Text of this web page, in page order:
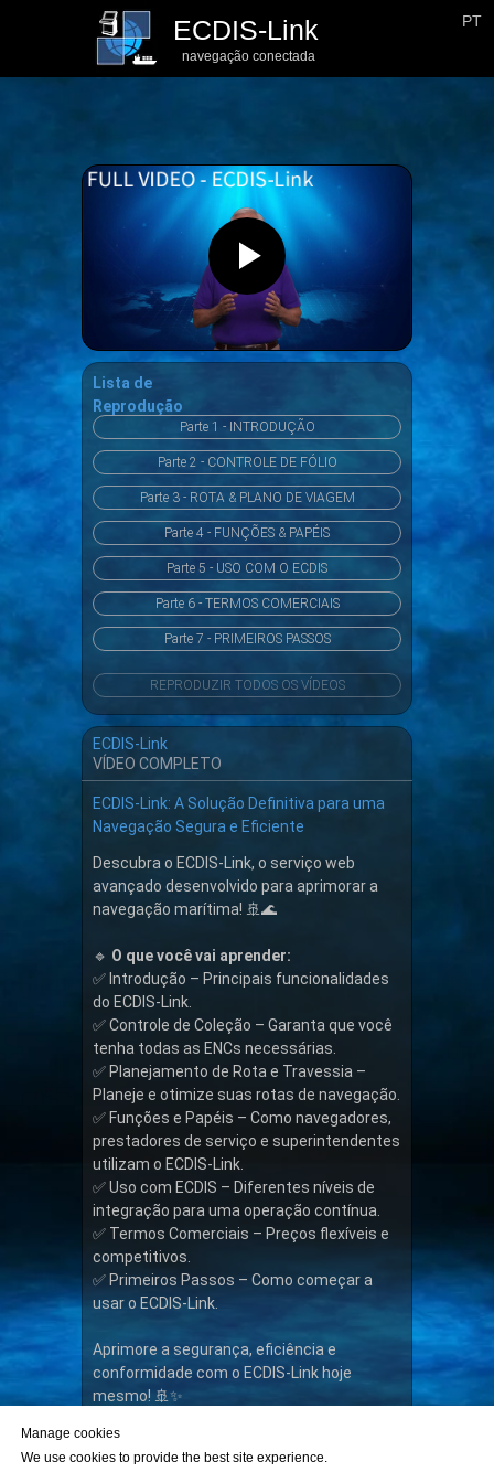
Manage cookies
We use cookies to provide the best site experience.
PT
navegação conectada
ECDIS-Link
VÍDEO COMPLETO
Parte 1 - INTRODUÇÃO
ECDIS-Link
Parte 2 - CONTROLE DE FÓLIO
Parte 3 - ROTA & PLANO DE VIAGEM
Parte 4 - FUNÇÕES & PAPÉIS
Parte 5 - USO COM O ECDIS
Parte 6 - TERMOS COMERCIAIS
Parte 7 - PRIMEIROS PASSOS
REPRODUZIR TODOS OS VÍDEOS
Descubra o ECDIS-Link, o serviço web
avançado desenvolvido para aprimorar a
navegação marítima! 🚢🌊
🔹 O que você vai aprender:
✅ Introdução – Principais funcionalidades
do ECDIS-Link.
✅ Controle de Coleção – Garanta que você
tenha todas as ENCs necessárias.
✅ Planejamento de Rota e Travessia –
Planeje e otimize suas rotas de navegação.
✅ Funções e Papéis – Como navegadores,
prestadores de serviço e superintendentes
utilizam o ECDIS-Link.
✅ Uso com ECDIS – Diferentes níveis de
integração para uma operação contínua.
✅ Termos Comerciais – Preços flexíveis e
competitivos.
✅ Primeiros Passos – Como começar a
usar o ECDIS-Link.
Aprimore a segurança, eficiência e
conformidade com o ECDIS-Link hoje
mesmo! 🚢✨
ECDIS-Link: A Solução Definitiva para uma
Navegação Segura e Eficiente
Lista de
Reprodução